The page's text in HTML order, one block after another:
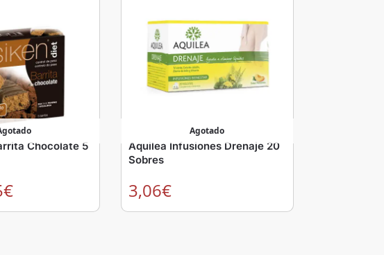
Chocolate 5
€
Agotado
Aquilea Infusiones Drenaje 20
Sobres
3,06€